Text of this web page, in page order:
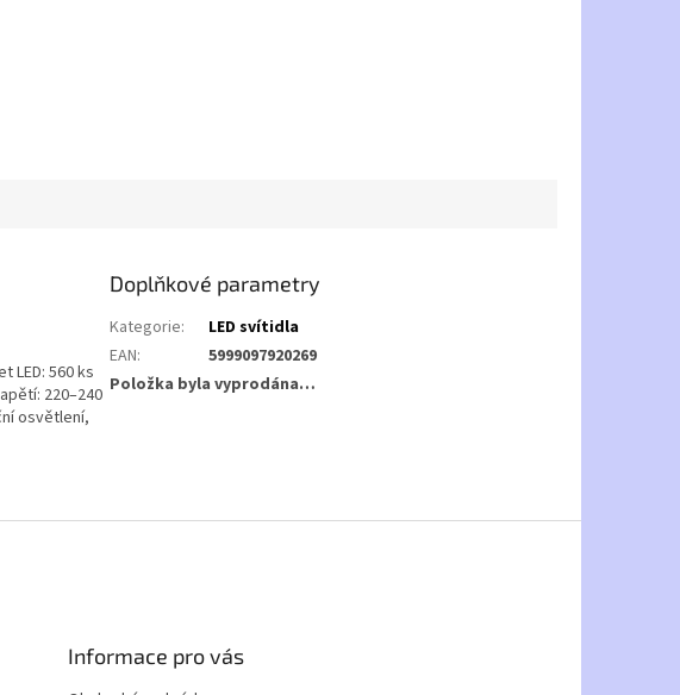
LED: 560 ks
220–240
osvětlení,
Doplňkové parametry
Kategorie:
LED svítidla
EAN:
5999097920269
Položka byla vyprodána…
Informace pro vás